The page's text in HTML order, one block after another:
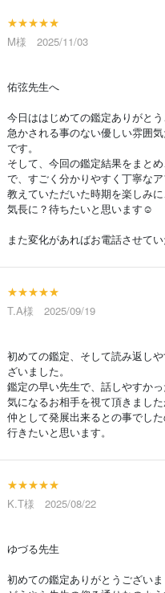
★★★★★
M様 2025/11/03
佑弦先生へ
今日ははじめての鑑定ありがとう
急かされる事のない優しい雰囲
です。
そして、今回の鑑定結果をまと
で、すごく分かりやすく丁寧な
教えていただいた時期を楽しみ
気長に？待ちたいと思います☺️
また変化があればお電話させてい
★★★★★
T.A様 2025/09/19
初めての鑑定、そして読み返し
ざいました。
鑑定の早い先生で、話しやすかっ
気になるお相手を視て頂きまし
仲として発展出来るとの事でし
行きたいと思います。
★★★★★
K.T様 2025/08/22
ゆづる先生
初めての鑑定ありがとうございま